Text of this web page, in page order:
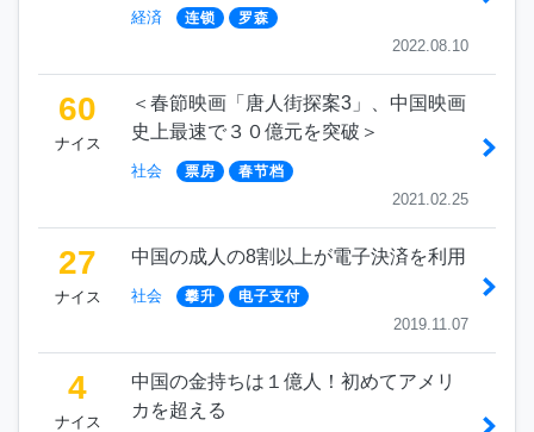
経済 连锁 罗森
2022.08.10
60
ナイス
＜春節映画「唐人街探案3」、中国映画
史上最速で３０億元を突破＞
社会 票房 春节档
2021.02.25
27
ナイス
中国の成人の8割以上が電子決済を利用
社会 攀升 电子支付
2019.11.07
4
ナイス
中国の金持ちは１億人！初めてアメリ
カを超える